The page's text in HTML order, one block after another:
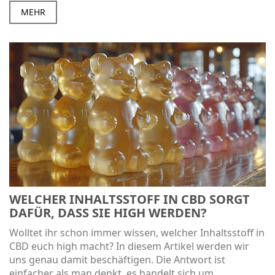
MEHR
WELCHER INHALTSSTOFF IN CBD SORGT
DAFÜR, DASS SIE HIGH WERDEN?
Wolltet ihr schon immer wissen, welcher Inhaltsstoff in
CBD euch high macht? In diesem Artikel werden wir
uns genau damit beschäftigen. Die Antwort ist